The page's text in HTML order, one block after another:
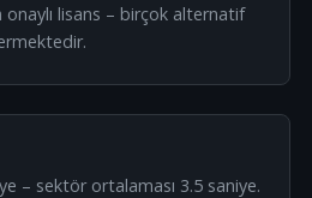
onaylı lisans – birçok alternatif
– sektör ortalaması 3.5 saniye.